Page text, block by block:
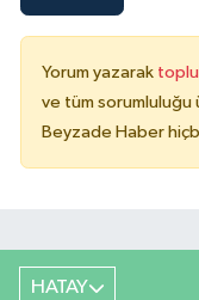
Yorum yazarak
ve tüm sorumluluğu
Beyzade Haber
HATAY